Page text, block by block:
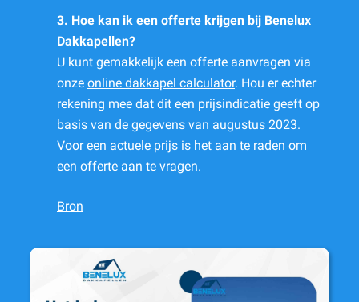
3. Hoe kan ik een offerte krijgen bij Benelux
Dakkapellen?
U kunt gemakkelijk een offerte aanvragen via
onze online dakkapel calculator. Hou er echter
rekening mee dat dit een prijsindicatie geeft op
basis van de gegevens van augustus 2023.
Voor een actuele prijs is het aan te raden om
een offerte aan te vragen.
Bron